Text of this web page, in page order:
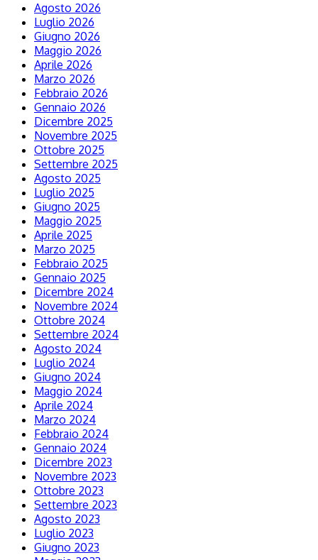
Agosto 2026
Luglio 2026
Giugno 2026
Maggio 2026
Aprile 2026
Marzo 2026
Febbraio 2026
Gennaio 2026
Dicembre 2025
Novembre 2025
Ottobre 2025
Settembre 2025
Agosto 2025
Luglio 2025
Giugno 2025
Maggio 2025
Aprile 2025
Marzo 2025
Febbraio 2025
Gennaio 2025
Dicembre 2024
Novembre 2024
Ottobre 2024
Settembre 2024
Agosto 2024
Luglio 2024
Giugno 2024
Maggio 2024
Aprile 2024
Marzo 2024
Febbraio 2024
Gennaio 2024
Dicembre 2023
Novembre 2023
Ottobre 2023
Settembre 2023
Agosto 2023
Luglio 2023
Giugno 2023